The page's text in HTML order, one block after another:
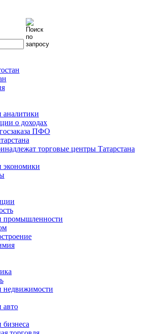
аналитики
о доходах
ПФО
торговые центры Татарстана
экономики
промышленности
недвижимости
авто